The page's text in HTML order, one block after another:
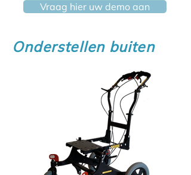
Vraag hier uw demo aan
Onderstellen buiten